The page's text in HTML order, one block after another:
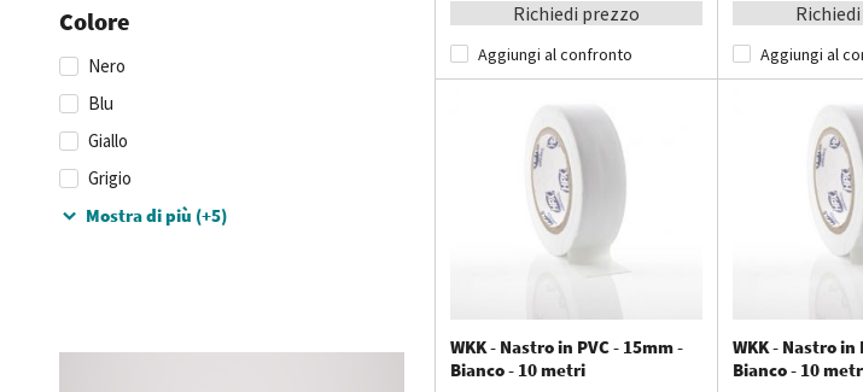
Richiedi prezzo
Aggiungi al confronto Aggiungi al
WKK - Nastro in PVC - 15mm -
Bianco - 10 metri
WKK - Nastro in
Bianco - 10
Colore
Nero
Blu
Giallo
Grigio
Mostra di più (+5)